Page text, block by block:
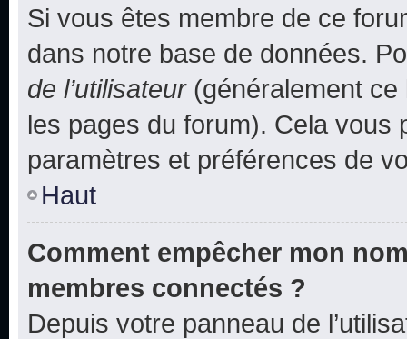
Si vous êtes membre de ce
dans notre base de données.
de l’utilisateur(généralement ce
les pages du forum). Cela vous
paramètres et préférences de
Haut
Comment empêcher mon
membres connectés ?
Depuis votre panneau de